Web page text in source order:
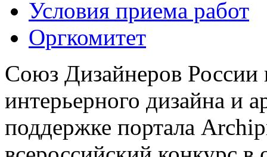
Условия приема работ
Оргкомитет
Союз Дизайнеров России
интерьерного дизайна и
поддержке портала